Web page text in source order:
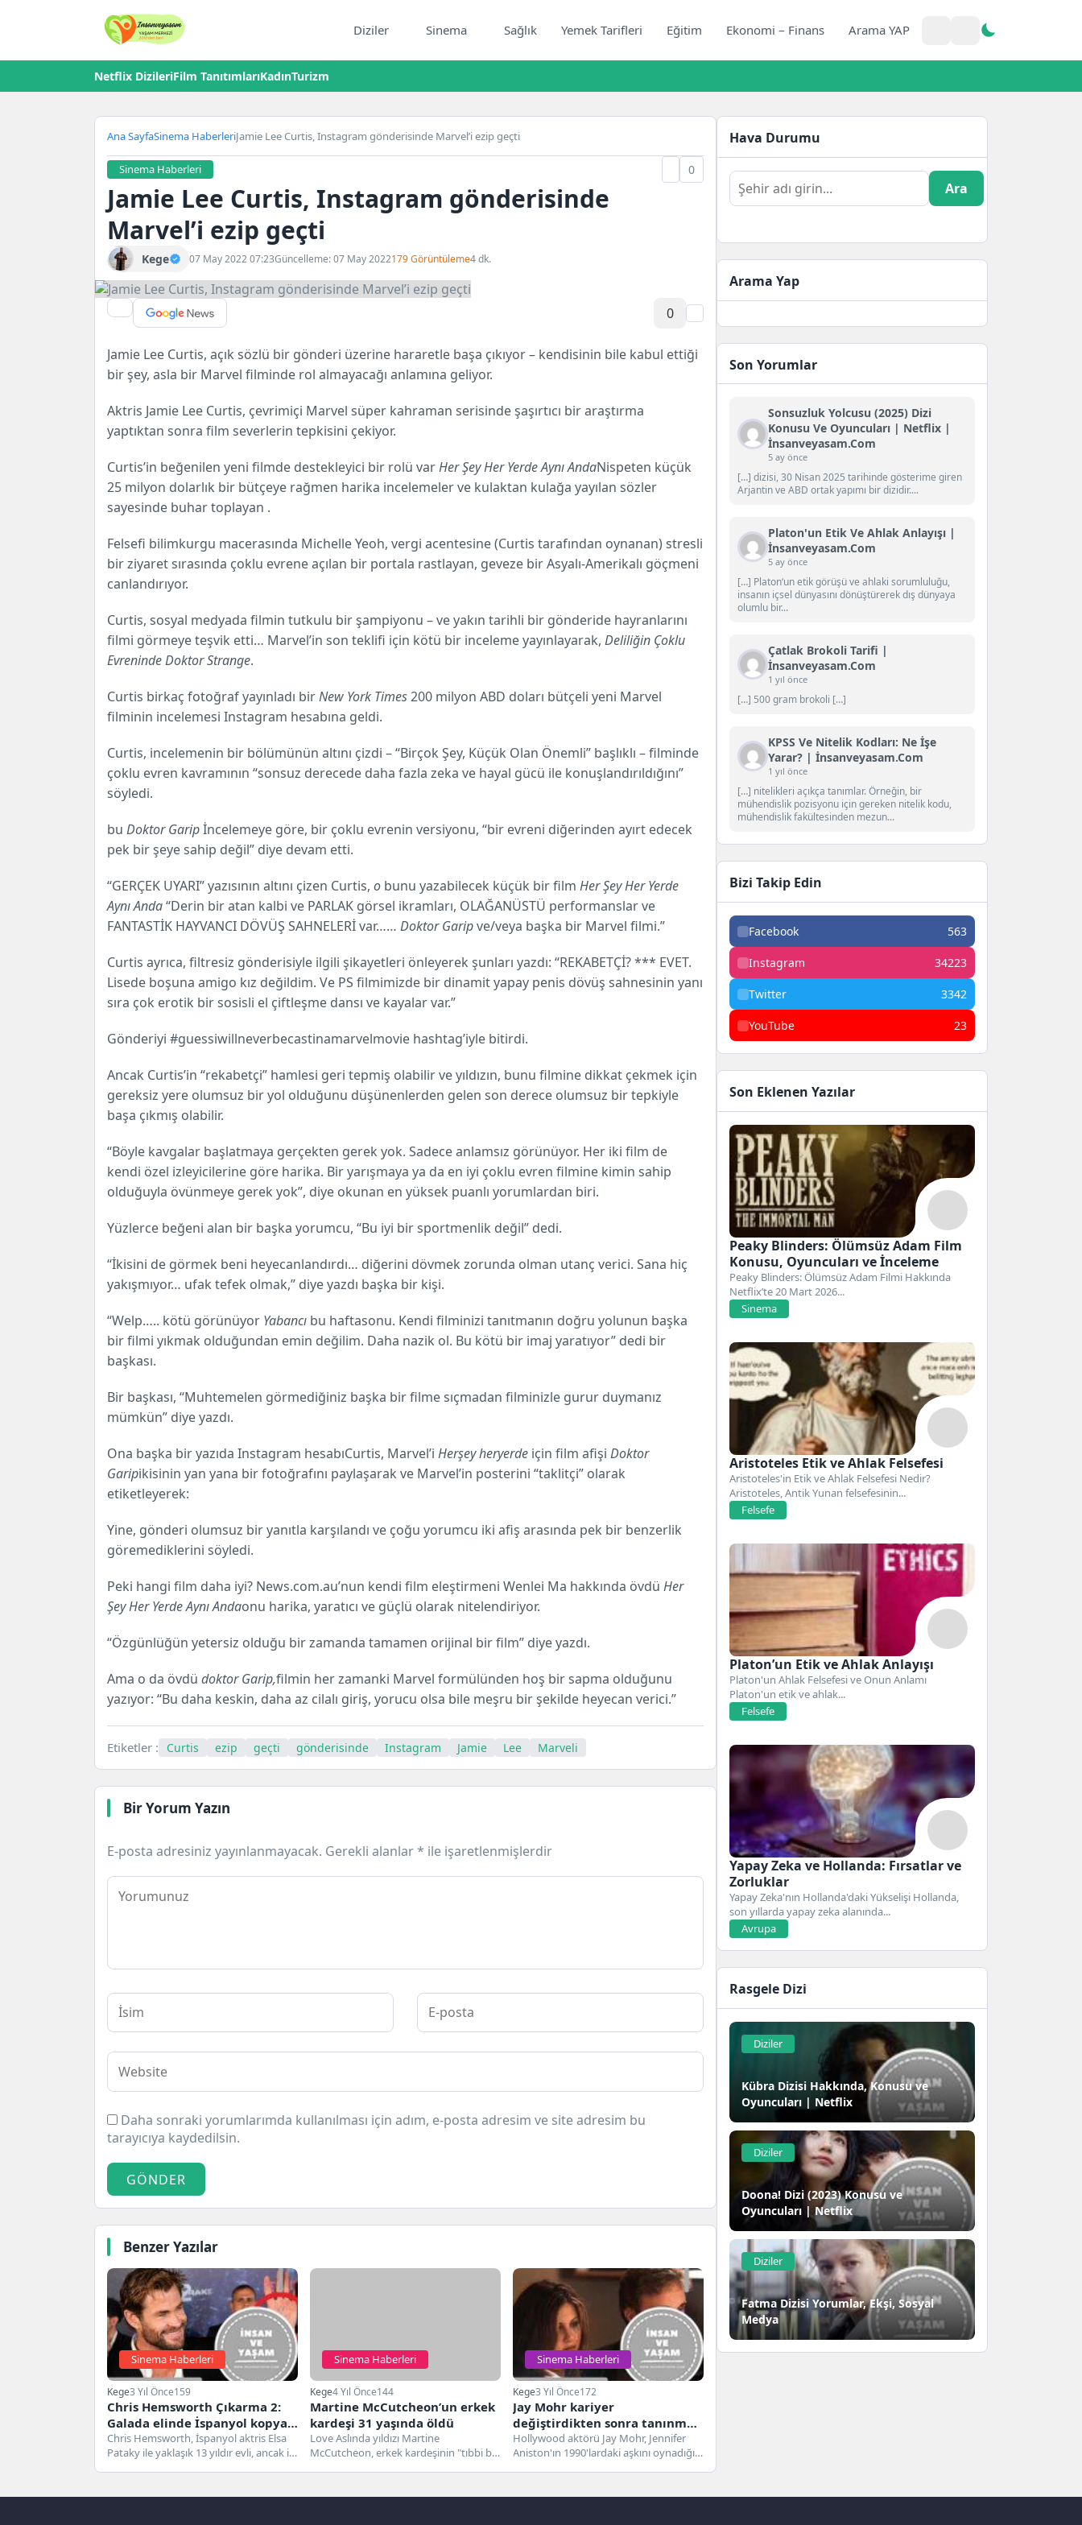
Diziler Sinema Sağlık Yemek Tarifleri Eğitim Ekonomi – Finans Arama YAP
Netflix DizileriFilm TanıtımlarıKadınTurizm
Ana SayfaSinema HaberleriJamie Lee Curtis, Instagram gönderisinde Marvel’i ezip geçti
Sinema Haberleri 0
Jamie Lee Curtis, Instagram gönderisinde
Marvel’i ezip geçti
Kege 07 May 2022 07:23Güncelleme: 07 May 2022179 Görüntüleme4 dk.
0
Jamie Lee Curtis, açık sözlü bir gönderi üzerine hararetle başa çıkıyor – kendisinin bile kabul ettiği
bir şey, asla bir Marvel filminde rol almayacağı anlamına geliyor.
Aktris Jamie Lee Curtis, çevrimiçi Marvel süper kahraman serisinde şaşırtıcı bir araştırma
yaptıktan sonra film severlerin tepkisini çekiyor.
Curtis’in beğenilen yeni filmde destekleyici bir rolü varHer Şey Her Yerde Aynı AndaNispeten küçük
25 milyon dolarlık bir bütçeye rağmen harika incelemeler ve kulaktan kulağa yayılan sözler
sayesinde buhar toplayan .
Felsefi bilimkurgu macerasında Michelle Yeoh, vergi acentesine (Curtis tarafından oynanan) stresli
bir ziyaret sırasında çoklu evrene açılan bir portala rastlayan, geveze bir Asyalı-Amerikalı göçmeni
canlandırıyor.
Curtis, sosyal medyada filmin tutkulu bir şampiyonu – ve yakın tarihli bir gönderide hayranlarını
filmi görmeye teşvik etti… Marvel’in son teklifi için kötü bir inceleme yayınlayarak, Deliliğin Çoklu
Evreninde Doktor Strange.
Curtis birkaç fotoğraf yayınladı birNew York Times200 milyon ABD doları bütçeli yeni Marvel
filminin incelemesi Instagram hesabına geldi.
Curtis, incelemenin bir bölümünün altını çizdi – “Birçok Şey, Küçük Olan Önemli” başlıklı – filminde
çoklu evren kavramının “sonsuz derecede daha fazla zeka ve hayal gücü ile konuşlandırıldığını”
söyledi.
bu Doktor Garipİncelemeye göre, bir çoklu evrenin versiyonu, “bir evreni diğerinden ayırt edecek
pek bir şeye sahip değil” diye devam etti.
“GERÇEK UYARI” yazısının altını çizen Curtis, o bunu yazabilecek küçük bir film Her Şey Her Yerde
Aynı Anda“Derin bir atan kalbi ve PARLAK görsel ikramları, OLAĞANÜSTÜ performanslar ve
FANTASTİK HAYVANCI DÖVÜŞ SAHNELERİ var…… Doktor Garipve/veya başka bir Marvel filmi.”
Curtis ayrıca, filtresiz gönderisiyle ilgili şikayetleri önleyerek şunları yazdı: “REKABETÇİ? *** EVET.
Lisede boşuna amigo kız değildim. Ve PS filmimizde bir dinamit yapay penis dövüş sahnesinin yanı
sıra çok erotik bir sosisli el çiftleşme dansı ve kayalar var.”
Gönderiyi ️#guessiwillneverbecastinamarvelmovie hashtag’iyle bitirdi.
Ancak Curtis’in “rekabetçi” hamlesi geri tepmiş olabilir ve yıldızın, bunu filmine dikkat çekmek için
gereksiz yere olumsuz bir yol olduğunu düşünenlerden gelen son derece olumsuz bir tepkiyle
başa çıkmış olabilir.
“Böyle kavgalar başlatmaya gerçekten gerek yok. Sadece anlamsız görünüyor. Her iki film de
kendi özel izleyicilerine göre harika. Bir yarışmaya ya da en iyi çoklu evren filmine kimin sahip
olduğuyla övünmeye gerek yok”, diye okunan en yüksek puanlı yorumlardan biri.
Yüzlerce beğeni alan bir başka yorumcu, “Bu iyi bir sportmenlik değil” dedi.
“İkisini de görmek beni heyecanlandırdı… diğerini dövmek zorunda olman utanç verici. Sana hiç
yakışmıyor… ufak tefek olmak,” diye yazdı başka bir kişi.
“Welp….. kötü görünüyor Yabancı bu haftasonu. Kendi filminizi tanıtmanın doğru yolunun başka
bir filmi yıkmak olduğundan emin değilim. Daha nazik ol. Bu kötü bir imaj yaratıyor” dedi bir
başkası.
Bir başkası, “Muhtemelen görmediğiniz başka bir filme sıçmadan filminizle gurur duymanız
mümkün” diye yazdı.
Ona başka bir yazıda Instagram hesabıCurtis, Marvel’i Herşey heryerde için film afişi Doktor
Garipikisinin yan yana bir fotoğrafını paylaşarak ve Marvel’in posterini “taklitçi” olarak
etiketleyerek:
Yine, gönderi olumsuz bir yanıtla karşılandı ve çoğu yorumcu iki afiş arasında pek bir benzerlik
göremediklerini söyledi.
Peki hangi film daha iyi? News.com.au’nun kendi film eleştirmeni Wenlei Ma hakkında övdü Her
Şey Her Yerde Aynı Andaonu harika, yaratıcı ve güçlü olarak nitelendiriyor.
“Özgünlüğün yetersiz olduğu bir zamanda tamamen orijinal bir film” diye yazdı.
Ama o da övdü doktor Garip,filmin her zamanki Marvel formülünden hoş bir sapma olduğunu
yazıyor: “Bu daha keskin, daha az cilalı giriş, yorucu olsa bile meşru bir şekilde heyecan verici.”
Etiketler : Curtis ezip geçti gönderisinde Instagram Jamie Lee Marveli
Bir Yorum Yazın
E-posta adresiniz yayınlanmayacak. Gerekli alanlar* ile işaretlenmişlerdir
Daha sonraki yorumlarımda kullanılması için adım, e-posta adresim ve site adresim bu
tarayıcıya kaydedilsin.
GÖNDER
Benzer Yazılar
Sinema Haberleri
Kege3 Yıl Önce159
Chris Hemsworth Çıkarma 2:
Galada elinde İspanyol kopya
notları yazan bir yıldız
yakalandı
Chris Hemsworth, İspanyol aktris Elsa
Pataky ile yaklaşık 13 yıldır evli, ancak iş
Sinema Haberleri
Kege4 Yıl Önce144
Martine McCutcheon’un erkek
kardeşi 31 yaşında öldü
Love Aslında yıldızı Martine
McCutcheon, erkek kardeşinin "tıbbi bir
Sinema Haberleri
Kege3 Yıl Önce172
Jay Mohr kariyer
değiştirdikten sonra tanınmaz
hale geldi
Hollywood aktörü Jay Mohr, Jennifer
Aniston'ın 1990'lardaki aşkını oynadığı
Hava Durumu
Ara
Arama Yap
Son Yorumlar
Sonsuzluk Yolcusu (2025) Dizi
Konusu Ve Oyuncuları | Netflix |
İnsanveyasam.com
5 ay önce
[…] dizisi, 30 Nisan 2025 tarihinde gösterime giren
Arjantin ve ABD ortak yapımı bir dizidir....
Platon'un Etik Ve Ahlak Anlayışı |
İnsanveyasam.com
5 ay önce
[…] Platon‘un etik görüşü ve ahlaki sorumluluğu,
insanın içsel dünyasını dönüştürerek dış dünyaya
olumlu bir...
Çatlak Brokoli Tarifi |
İnsanveyasam.com
1 yıl önce
[…] 500 gram brokoli […]
KPSS Ve Nitelik Kodları: Ne İşe
Yarar? | İnsanveyasam.com
1 yıl önce
[…] nitelikleri açıkça tanımlar. Örneğin, bir
mühendislik pozisyonu için gereken nitelik kodu,
mühendislik fakültesinden mezun...
Bizi Takip Edin
Facebook 563
Instagram 34223
Twitter 3342
YouTube 23
Son Eklenen Yazılar
Peaky Blinders: Ölümsüz Adam Film
Konusu, Oyuncuları ve İnceleme
Peaky Blinders: Ölümsüz Adam Filmi Hakkında
Netflix’te 20 Mart 2026...
Sinema
Aristoteles Etik ve Ahlak Felsefesi
Aristoteles'in Etik ve Ahlak Felsefesi Nedir?
Aristoteles, Antik Yunan felsefesinin...
Felsefe
Platon’un Etik ve Ahlak Anlayışı
Platon'un Ahlak Felsefesi ve Onun Anlamı
Platon'un etik ve ahlak...
Felsefe
Yapay Zeka ve Hollanda: Fırsatlar ve
Zorluklar
Yapay Zeka'nın Hollanda'daki Yükselişi Hollanda,
son yıllarda yapay zeka alanında...
Avrupa
Rasgele Dizi
Diziler
Kübra Dizisi Hakkında, Konusu ve
Oyuncuları | Netflix
Diziler
Doona! Dizi (2023) Konusu ve
Oyuncuları | Netflix
Diziler
Fatma Dizisi Yorumlar, Ekşi, Sosyal
Medya